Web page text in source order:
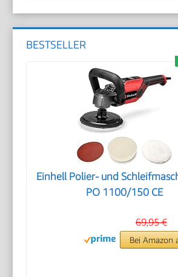
BESTSELLER
Einhell Polier- und
PO 1100/150 CE
69,95 €
Bei Amazon